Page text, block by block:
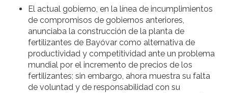
El actual gobierno, en la línea de incumplimientos
de compromisos de gobiernos anteriores,
anunciaba la construcción de la planta de
fertilizantes de Bayóvar como alternativa de
productividad y competitividad ante un problema
mundial por el incremento de precios de los
fertilizantes; sin embargo, ahora muestra su falta
de voluntad y de responsabilidad con su